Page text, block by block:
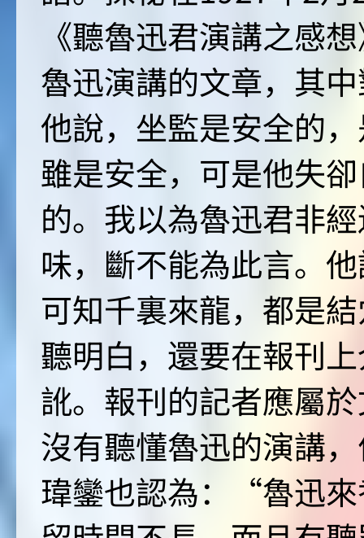
《聽魯迅君演講之感
魯迅演講的文章，其
他說，坐監是安全的
雖是安全，可是他失
的。我以為魯迅君非
味，斷不能為此言。
可知千裏來龍，都是
聽明白，還要在報刊
訛。報刊的記者應屬
沒有聽懂魯迅的演講
瑋鑾也認為：“魯迅